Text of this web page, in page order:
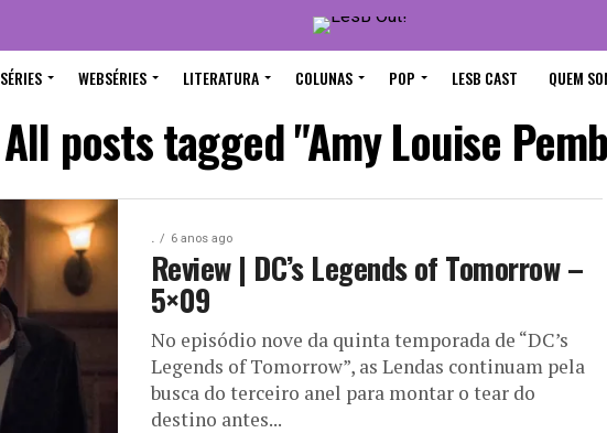
SÉRIES WEBSÉRIES LITERATURA COLUNAS POP LESB CAST QUEM
All posts tagged "Amy Louise
. 6 anos ago
Review | DC’s Legends of Tomorrow –
5×09
No episódio nove da quinta temporada de “DC’s
Legends of Tomorrow”, as Lendas continuam pela
busca do terceiro anel para montar o tear do
destino antes...